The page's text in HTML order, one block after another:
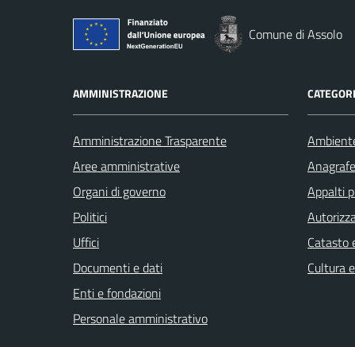
Comune di Assolo
AMMINISTRAZIONE
Amministrazione Trasparente
Aree amministrative
Organi di governo
Politici
Uffici
Documenti e dati
Enti e fondazioni
Personale amministrativo
Appalti
Catasto
Cultura